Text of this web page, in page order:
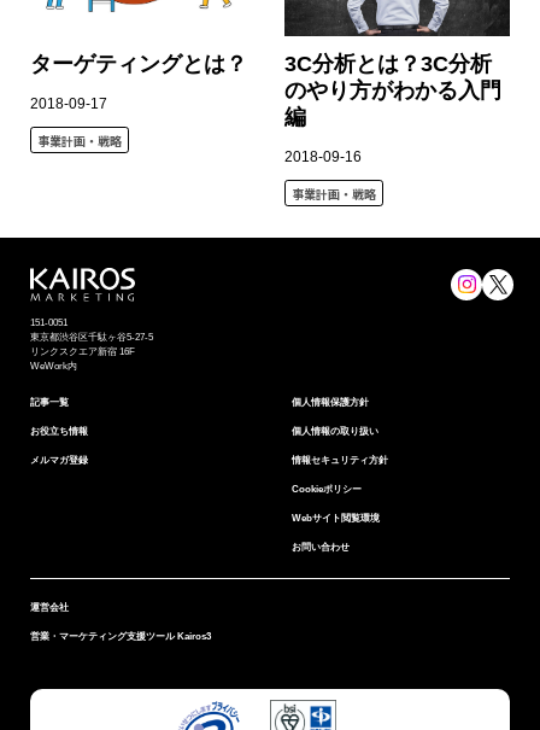
ターゲティングとは？
2018-09-17
事業計画・戦略
3C分析とは？3C分析
のやり方がわかる入門
編
2018-09-16
事業計画・戦略
151-0051
東京都渋⾕区千駄ヶ谷5-27-5
リンクスクエア新宿 16F
WeWork内
記事一覧
お役立ち情報
メルマガ登録
個⼈情報保護⽅針
個人情報の取り扱い
情報セキュリティ⽅針
Cookieポリシー
Webサイト閲覧環境
お問い合わせ
運営会社
営業・マーケティング支援ツール Kairos3